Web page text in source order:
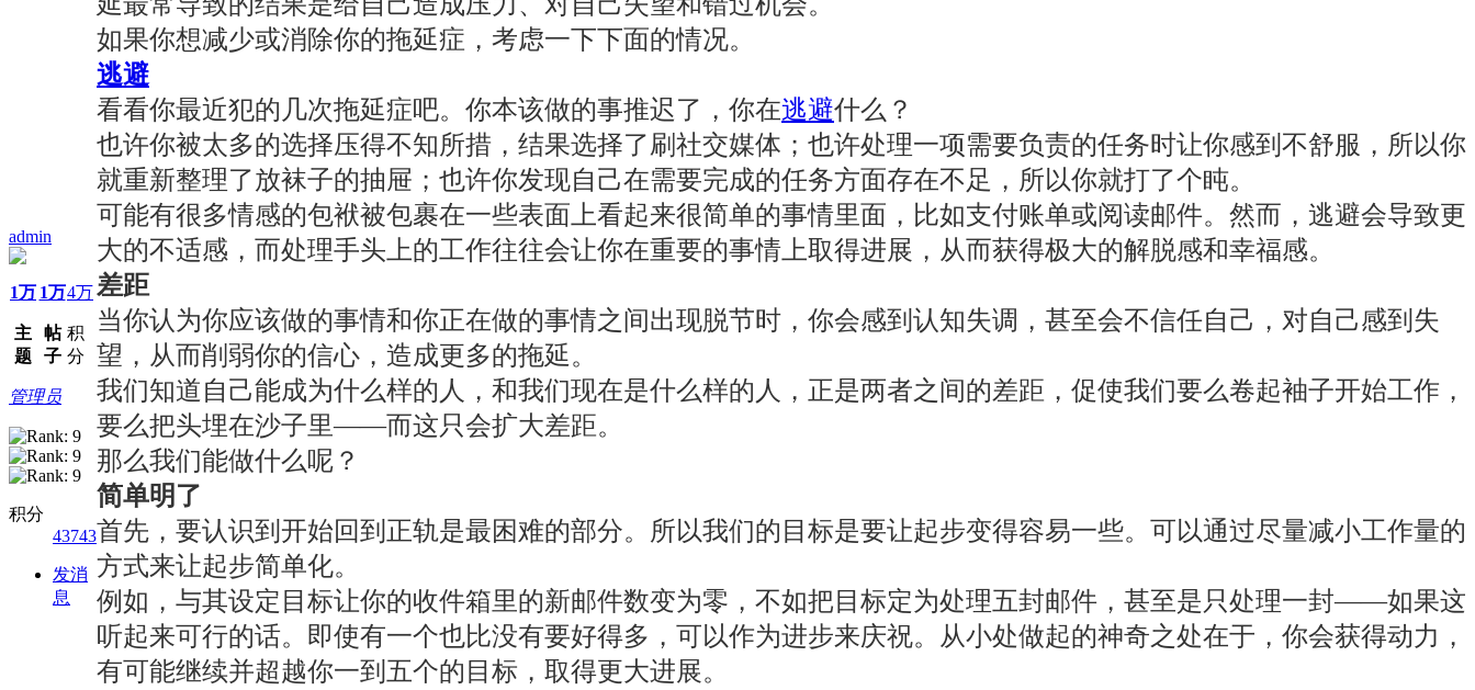
admin
1万
主
题
1万
帖
子
4万
积
分
管理员
积分
43743
发消
息
如果你想减少或消除你的拖延症，考虑一下下面的情况。
逃避
看看你最近犯的几次拖延症吧。你本该做的事推迟了，你在逃避什么？
也许你被太多的选择压得不知所措，结果选择了刷社交媒体；也许处理一项需要负责的任务时让你感到不舒服，所以你
就重新整理了放袜子的抽屉；也许你发现自己在需要完成的任务方面存在不足，所以你就打了个盹。
可能有很多情感的包袱被包裹在一些表面上看起来很简单的事情里面，比如支付账单或阅读邮件。然而，逃避会导致更
大的不适感，而处理手头上的工作往往会让你在重要的事情上取得进展，从而获得极大的解脱感和幸福感。
差距
当你认为你应该做的事情和你正在做的事情之间出现脱节时，你会感到认知失调，甚至会不信任自己，对自己感到失
望，从而削弱你的信心，造成更多的拖延。
我们知道自己能成为什么样的人，和我们现在是什么样的人，正是两者之间的差距，促使我们要么卷起袖子开始工作，
要么把头埋在沙子里——而这只会扩大差距。
那么我们能做什么呢？
简单明了
首先，要认识到开始回到正轨是最困难的部分。所以我们的目标是要让起步变得容易一些。可以通过尽量减小工作量的
方式来让起步简单化。
例如，与其设定目标让你的收件箱里的新邮件数变为零，不如把目标定为处理五封邮件，甚至是只处理一封——如果这
听起来可行的话。即使有一个也比没有要好得多，可以作为进步来庆祝。从小处做起的神奇之处在于，你会获得动力，
有可能继续并超越你一到五个的目标，取得更大进展。